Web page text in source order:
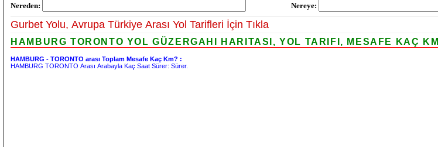
Nereden:
Nereye:
Gurbet Yolu, Avrupa Türkiye Arası Yol Tarifleri İçin Tıkla
HAMBURG TORONTO YOL GÜZERGAHI HARITASI, YOL TARIFI, MESAFE KAÇ KM
HAMBURG - TORONTO arası Toplam Mesafe Kaç Km? :
HAMBURG TORONTO Arası Arabayla Kaç Saat Sürer:Sürer.